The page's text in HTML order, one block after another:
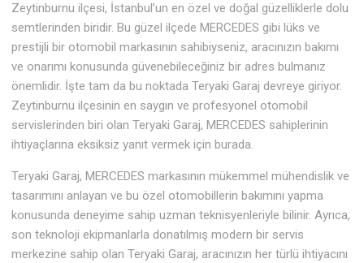
Zeytinburnu ilçesi, İstanbul’un en özel ve doğal güzelliklerle dolu
semtlerinden biridir. Bu güzel ilçede MERCEDES gibi lüks ve
prestijli bir otomobil markasının sahibiyseniz, aracınızın bakımı
ve onarımı konusunda güvenebileceğiniz bir adres bulmanız
önemlidir. İşte tam da bu noktada Teryaki Garaj devreye giriyor.
Zeytinburnu ilçesinin en saygın ve profesyonel otomobil
servislerinden biri olan Teryaki Garaj, MERCEDES sahiplerinin
ihtiyaçlarına eksiksiz yanıt vermek için burada.
Teryaki Garaj, MERCEDES markasının mükemmel mühendislik ve
tasarımını anlayan ve bu özel otomobillerin bakımını yapma
konusunda deneyime sahip uzman teknisyenleriyle bilinir. Ayrıca,
son teknoloji ekipmanlarla donatılmış modern bir servis
merkezine sahip olan Teryaki Garaj, aracınızın her türlü ihtiyacını